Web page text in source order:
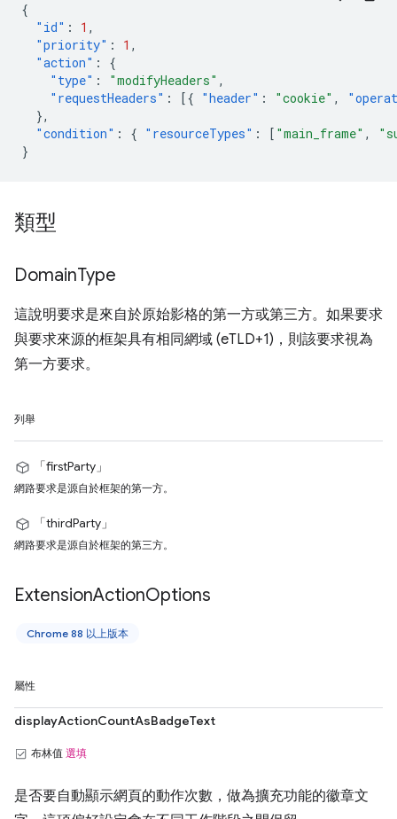
{
"id" : 1 ,
"priority" : 1 ,
"action" :
{
"type" : "modifyHeaders" ,
"requestHeaders" : [{ "header" : "cookie" ,
},
"condition" : { "resourceTypes" : [ "main_frame" ,
}
類型
DomainType
這說明要求是來自於原始影格的第一方或第三方。如果要求
與要求來源的框架具有相同網域 (eTLD+1)，則該要求視為
第一方要求。
列舉
「firstParty」
網路要求是源自於框架的第一方。
「thirdParty」
網路要求是源自於框架的第三方。
ExtensionActionOptions
Chrome 88 以上版本
屬性
displayActionCountAsBadgeText
布林值 選填
是否要自動顯示網頁的動作次數，做為擴充功能的徽章文